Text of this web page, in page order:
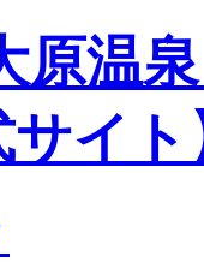
原温
サイト